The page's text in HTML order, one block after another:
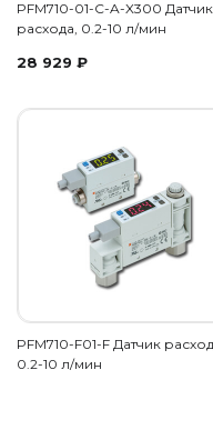
PFM710-01-C-A-X300 Датчик
расхода, 0.2-10 л/мин
28 929 ₽
PFM710-F01-F Датчик
0.2-10 л/мин